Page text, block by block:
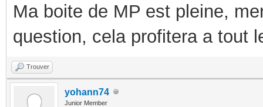
Ma boite de MP est pleine,
question, cela profitera a tout
Trouver
yohann74
Junior Member